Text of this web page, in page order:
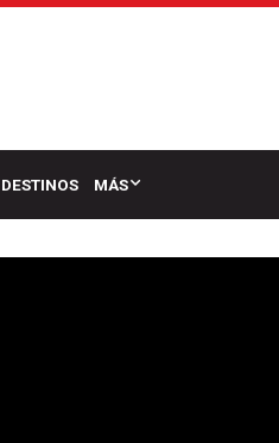
DESTINOS MÁS